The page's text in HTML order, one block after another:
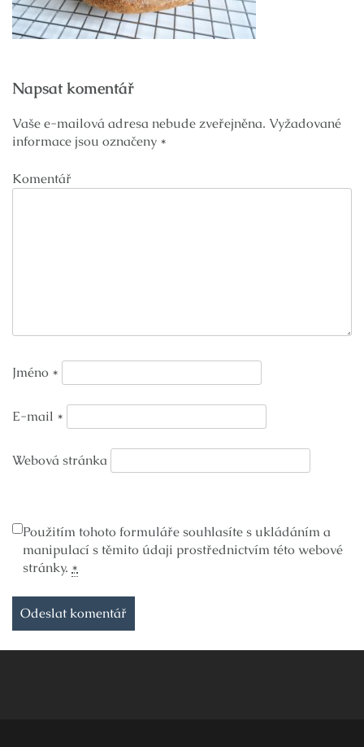
pro
příspěvek
Napsat komentář
Vaše e-mailová adresa nebude zveřejněna. Vyžadované
informace jsou označeny *
Komentář
Jméno *
E-mail *
Webová stránka
Použitím tohoto formuláře souhlasíte s ukládáním a
manipulací s těmito údaji prostřednictvím této webové
stránky. *